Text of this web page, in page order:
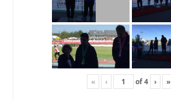
« ‹ of4 › »